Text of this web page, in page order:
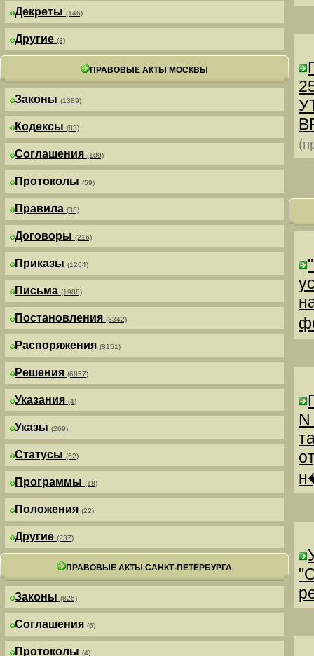
Декреты (146)
Другие (3)
ПРАВОВЫЕ АКТЫ МОСКВЫ
Законы (1389)
Кодексы (83)
Соглашения (109)
Протоколы (59)
Правила (38)
Договоры (216)
Приказы (1264)
Письма (1988)
Постановления (8342)
Распоряжения (8151)
Решения (6857)
Указания (4)
Указы (269)
Статусы (62)
Программы (18)
Положения (22)
Другие (237)
ПРАВОВЫЕ АКТЫ САНКТ-ПЕТЕРБУРГА
Законы (826)
Соглашения (6)
Протоколы (4)